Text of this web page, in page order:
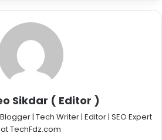
Sikdar ( Editor )
| Tech Writer | Editor | SEO Expert
at TechFdz.com